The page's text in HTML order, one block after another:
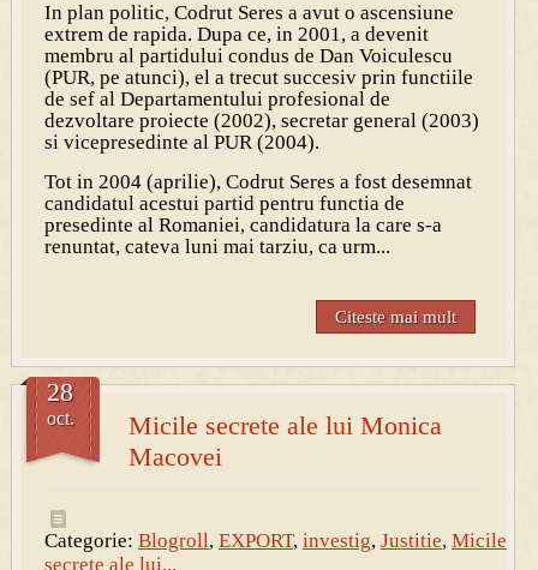
In plan politic, Codrut Seres a avut o ascensiune
extrem de rapida. Dupa ce, in 2001, a devenit
membru al partidului condus de Dan Voiculescu
(PUR, pe atunci), el a trecut succesiv prin functiile
de sef al Departamentului profesional de
dezvoltare proiecte (2002), secretar general (2003)
si vicepresedinte al PUR (2004).
Tot in 2004 (aprilie), Codrut Seres a fost desemnat
candidatul acestui partid pentru functia de
presedinte al Romaniei, candidatura la care s-a
renuntat, cateva luni mai tarziu, ca urm...
Citeste mai mult
Micile secrete ale lui Monica
Macovei
28
oct.
Categorie: Blogroll, EXPORT, investig, Justitie, Micile
secrete ale lui...